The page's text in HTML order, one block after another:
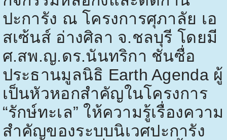
ปะการัง ณ โครงการศุภาลัย เอ
สเซ้นส์ อ่างศิลา จ.ชลบุรี โดยมี
ศ.สพ.ญ.ดร.นันทริกา ชันซื่อ
ประธานมูลนิธิ Earth Agenda ผู้
เป็นหัวหอกสำคัญในโครงการ
“รักษ์ทะเล” ให้ความรู้เรื่องความ
สำคัญของระบบนิเวศปะการัง